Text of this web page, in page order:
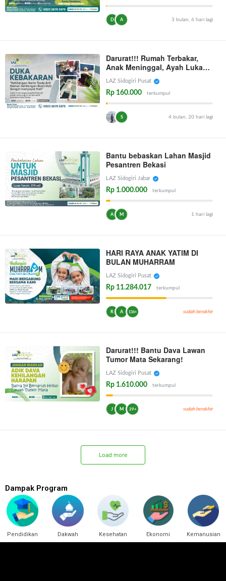
D A 3 bulan, 6 hari lagi
Darurat!!! Rumah Terbakar,
Anak Meninggal, Ayah Luka
bakar, Ulurkan Bantuan Anda
Sekarang!
LAZ Sidogiri Pusat
Rp 160.000 terkumpul
S 4 bulan, 20 hari lagi
Bantu bebaskan Lahan Masjid
Pesantren Bekasi
LAZ Sidogiri Jabar
Rp 1.000.000 terkumpul
A M 1 hari lagi
HARI RAYA ANAK YATIM DI
BULAN MUHARRAM
LAZ Sidogiri Pusat
Rp 11.284.017 terkumpul
R A 136+ sudah berakhir
Darurat!!! Bantu Dava Lawan
Tumor Mata Sekarang!
LAZ Sidogiri Pusat
Rp 1.610.000 terkumpul
J M 29+ sudah berakhir
Load more
Dampak Program
Pendidikan Dakwah Kesehatan Ekonomi Kemanusian